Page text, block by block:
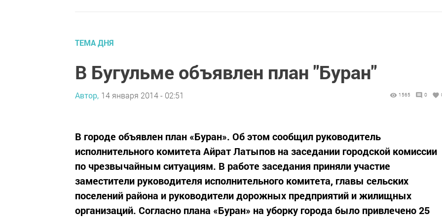
ТЕМА ДНЯ
В Бугульме объявлен план "Буран"
Автор, 14 января 2014 - 02:51 1565 0
В городе объявлен план «Буран». Об этом сообщил руководитель
исполнительного комитета Айрат Латыпов на заседании городской комиссии
по чрезвычайным ситуациям. В работе заседания приняли участие
заместители руководителя исполнительного комитета, главы сельских
поселений района и руководители дорожных предприятий и жилищных
организаций. Согласно плана «Буран» на уборку города было привлечено 25